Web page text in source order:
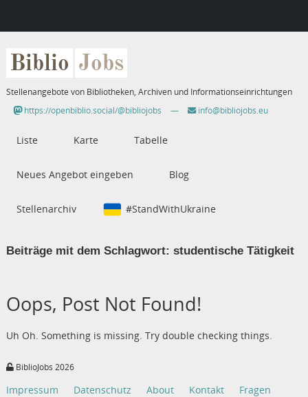
Biblio Jobs
Stellenangebote von Bibliotheken, Archiven und Informationseinrichtungen
https://openbiblio.social/@bibliojobs
— info@bibliojobs.eu
Liste Karte Tabelle
Neues Angebot eingeben Blog
Stellenarchiv #StandWithUkraine
Beiträge mit dem Schlagwort: studentische Tätigkeit
Oops, Post Not Found!
Uh Oh. Something is missing. Try double checking things.
BiblioJobs 2026
Impressum Datenschutz About Kontakt Fragen